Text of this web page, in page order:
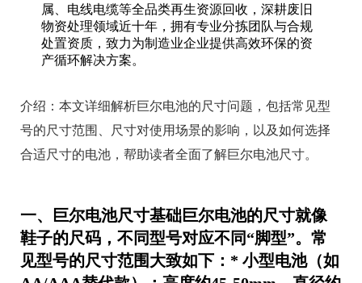
属、电线电缆等全品类再生资源回收，深耕废旧
物资处理领域近十年，拥有专业分拣团队与合规
处置资质，致力为制造业企业提供高效环保的资
产循环解决方案。
介绍： 本文详细解析巨尔电池的尺寸问题，包括常见型
号的尺寸范围、尺寸对使用场景的影响，以及如何选择
合适尺寸的电池，帮助读者全面了解巨尔电池尺寸。
一、巨尔电池尺寸基础巨尔电池的尺寸就像
鞋子的尺码，不同型号对应不同“脚型”。常
见型号的尺寸范围大致如下：* 小型电池（如